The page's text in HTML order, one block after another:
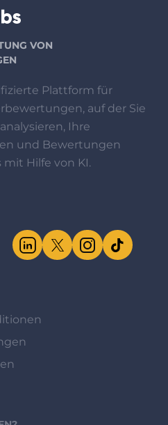
VON
Plattform für
auf der Sie
Ihre
und Bewertungen
Hilfe von KI.